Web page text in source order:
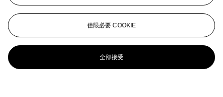
僅限必要 COOKIE
全部接受